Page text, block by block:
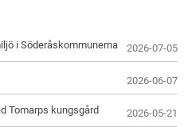
i Söderåskommunerna 2026-07-05
2026-06-07
Tomarps kungsgård 2026-05-21